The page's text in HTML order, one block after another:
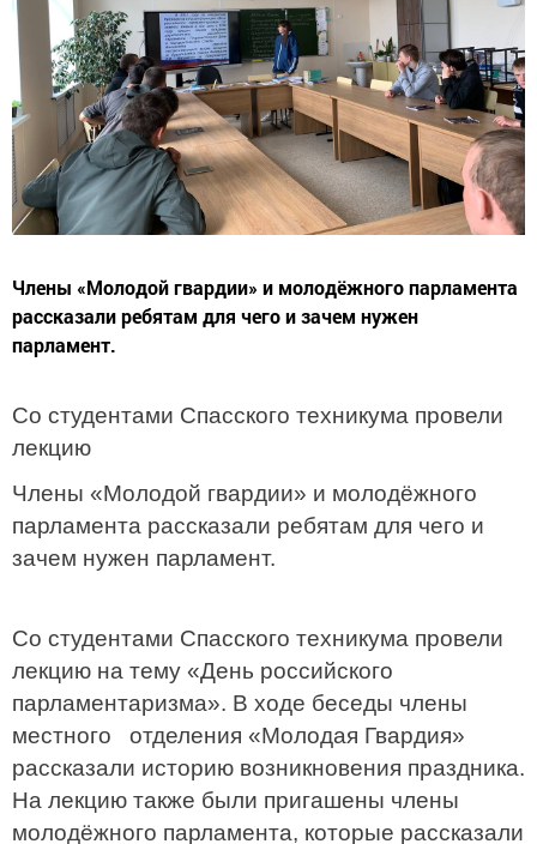
Члены «Молодой гвардии» и молодёжного парламента
рассказали ребятам для чего и зачем нужен
парламент.
Со студентами Спасского техникума провели
лекцию
Члены «Молодой гвардии» и молодёжного
парламента рассказали ребятам для чего и
зачем нужен парламент.
Со студентами Спасского техникума провели
лекцию на тему «День российского
парламентаризма». В ходе беседы члены
местного отделения «Молодая Гвардия»
рассказали историю возникновения праздника.
На лекцию также были пригашены члены
молодёжного парламента, которые рассказали